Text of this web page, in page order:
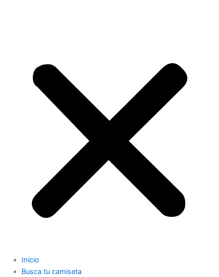
Inicio
Busca tu camiseta